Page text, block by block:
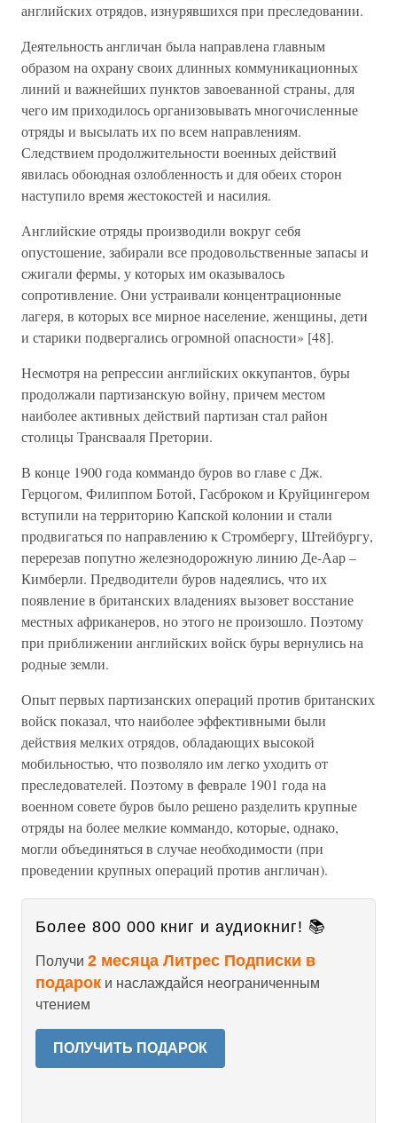
английских отрядов, изнурявшихся при преследовании.
Деятельность англичан была направлена главным
образом на охрану своих длинных коммуникационных
линий и важнейших пунктов завоеванной страны, для
чего им приходилось организовывать многочисленные
отряды и высылать их по всем направлениям.
Следствием продолжительности военных действий
явилась обоюдная озлобленность и для обеих сторон
наступило время жестокостей и насилия.
Английские отряды производили вокруг себя
опустошение, забирали все продовольственные запасы и
сжигали фермы, у которых им оказывалось
сопротивление. Они устраивали концентрационные
лагеря, в которых все мирное население, женщины, дети
и старики подвергались огромной опасности» [48].
Несмотря на репрессии английских оккупантов, буры
продолжали партизанскую войну, причем местом
наиболее активных действий партизан стал район
столицы Трансвааля Претории.
В конце 1900 года коммандо буров во главе с Дж.
Герцогом, Филиппом Ботой, Гасброком и Круйцингером
вступили на территорию Капской колонии и стали
продвигаться по направлению к Стромбергу, Штейбургу,
перерезав попутно железнодорожную линию Де-Аар –
Кимберли. Предводители буров надеялись, что их
появление в британских владениях вызовет восстание
местных африканеров, но этого не произошло. Поэтому
при приближении английских войск буры вернулись на
родные земли.
Опыт первых партизанских операций против британских
войск показал, что наиболее эффективными были
действия мелких отрядов, обладающих высокой
мобильностью, что позволяло им легко уходить от
преследователей. Поэтому в феврале 1901 года на
военном совете буров было решено разделить крупные
отряды на более мелкие коммандо, которые, однако,
могли объединяться в случае необходимости (при
проведении крупных операций против англичан).
Более 800 000 книг и аудиокниг! 📚
Получи 2 месяца Литрес Подписки в
подарок и наслаждайся неограниченным
чтением
ПОЛУЧИТЬ ПОДАРОК